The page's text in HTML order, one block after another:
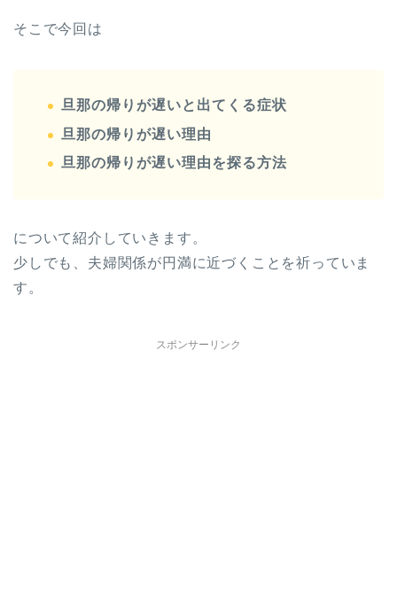
そこで今回は
旦那の帰りが遅いと出てくる症状
旦那の帰りが遅い理由
旦那の帰りが遅い理由を探る方法
について紹介していきます。
少しでも、夫婦関係が円満に近づくことを祈っていま
す。
スポンサーリンク